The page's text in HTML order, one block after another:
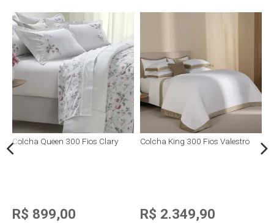
Colcha Queen 300 Fios Clary
R$ 899,00
Colcha King 300 Fios Valestro
R$ 2.349,90